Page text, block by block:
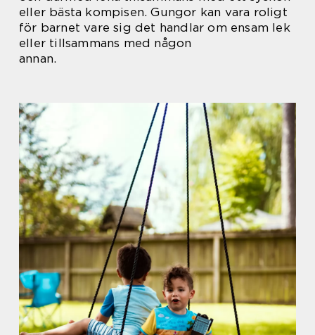
eller bästa kompisen. Gungor kan vara roligt
för barnet vare sig det handlar om ensam lek
eller tillsammans med någon
annan.